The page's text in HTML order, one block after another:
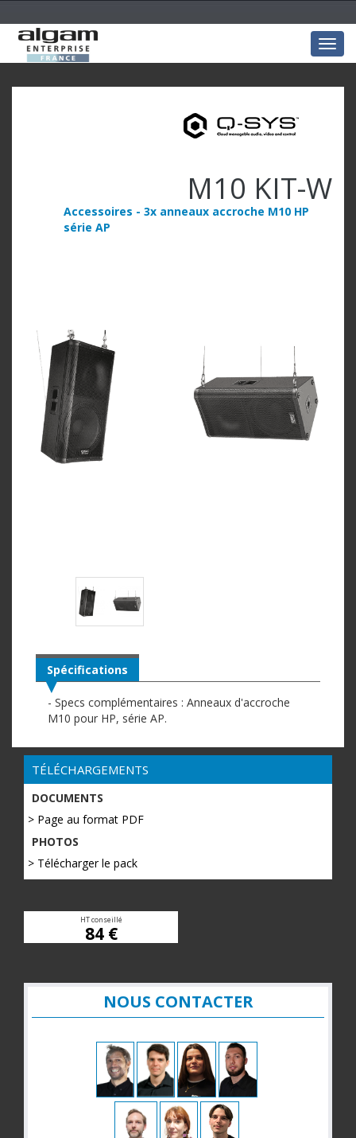
M10 KIT-W
Accessoires - 3x anneaux accroche M10 HP
série AP
Spécifications
- Specs complémentaires : Anneaux d'accroche
M10 pour HP, série AP.
TÉLÉCHARGEMENTS
DOCUMENTS
> Page au format PDF
PHOTOS
> Télécharger le pack
HT conseillé
84 €
NOUS CONTACTER